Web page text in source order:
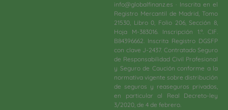
info@globalfinanz.es · Inscrita en el
Registro Mercantil de Madrid, Tomo
21530, Libro 0, Folio 206, Sección 8,
Hoja M-383016. Inscripción 1.ª. CIF.
B84396662. Inscrita Registro DGSFP
con clave J-2437. Contratado Seguro
de Responsabilidad Civil Profesional
y Seguro de Caución conforme a la
normativa vigente sobre distribución
de seguros y reaseguros privados,
en particular al Real Decreto-ley
3/2020, de 4 de febrero.​